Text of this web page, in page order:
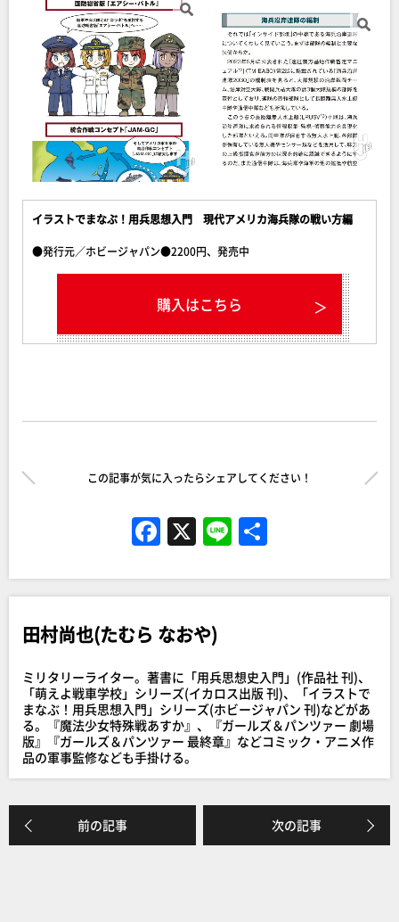
イラストでまなぶ！用兵思想入門 現代アメリカ海兵隊の戦い方編
●発行元／ホビージャパン●2200円、発売中
購入はこちら
この記事が気に入ったらシェアしてください！
F
a
c
e
b
o
o
k
X Li
n
e
田村尚也(たむら なおや)
ミリタリーライター。著書に「用兵思想史入門」(作品社 刊)、
「萌えよ戦車学校」シリーズ(イカロス出版 刊)、「イラストで
まなぶ！用兵思想入門」シリーズ(ホビージャパン 刊)などがあ
る。『魔法少女特殊戦あすか』、『ガールズ＆パンツァー 劇場
版』『ガールズ＆パンツァー 最終章』などコミック・アニメ作
品の軍事監修なども手掛ける。
前の記事 次の記事